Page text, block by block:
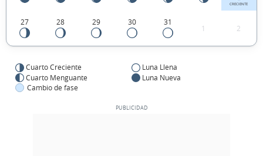
CRECIENTE
27 28 29 30 31
1 2
Cuarto Creciente
Luna Llena
Cuarto Menguante
Luna Nueva
Cambio de fase